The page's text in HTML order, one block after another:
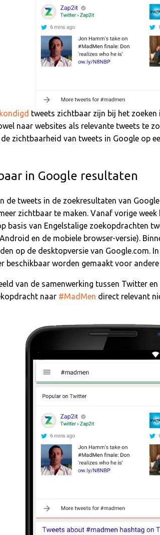
tweets zichtbaar zijn bij het
naar websites als relevante tweets te
zichtbaarheid van tweets in Google op
in Google resultaten
de tweets in de zoekresultaten van
zichtbaar te maken. Vanaf vorige
basis van Engelstalige zoekopdrachten
en de mobiele browser-versie).
op de desktopversie van Google.com.
beschikbaar worden gemaakt voor andere
van de samenwerking tussen Twitter
naar #MadMen direct relevant